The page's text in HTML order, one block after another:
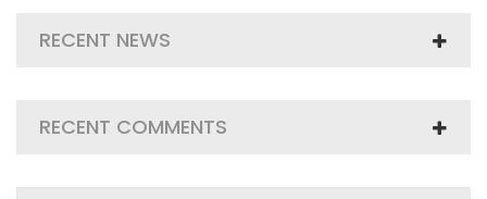
RECENT NEWS
RECENT COMMENTS